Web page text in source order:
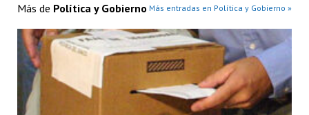
Más de Política y Gobierno Más entradas en Política y Gobierno »